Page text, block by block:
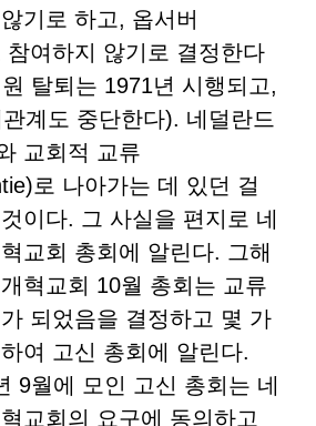
기로 하고, 옵서버
참여하지 않기로 결정한다
탈퇴는 1971년 시행되고,
계도 중단한다). 네덜란드
교회적 교류
로 나아가는 데 있던 걸
이다. 그 사실을 편지로 네
교회 총회에 알린다. 그해
혁교회 10월 총회는 교류
되었음을 결정하고 몇 가
여 고신 총회에 알린다.
9월에 모인 고신 총회는 네
교회의 요구에 동의하고